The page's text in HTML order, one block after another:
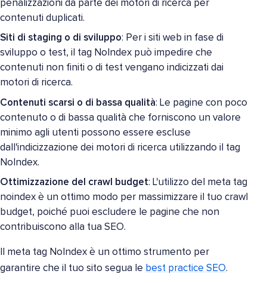
penalizzazioni da parte dei motori di ricerca per
contenuti duplicati.
Siti di staging o di sviluppo: Per i siti web in fase di
sviluppo o test, il tag NoIndex può impedire che
contenuti non finiti o di test vengano indicizzati dai
motori di ricerca.
Contenuti scarsi o di bassa qualità: Le pagine con poco
contenuto o di bassa qualità che forniscono un valore
minimo agli utenti possono essere escluse
dall'indicizzazione dei motori di ricerca utilizzando il tag
NoIndex.
Ottimizzazione del crawl budget: L'utilizzo del meta tag
noindex è un ottimo modo per massimizzare il tuo crawl
budget, poiché puoi escludere le pagine che non
contribuiscono alla tua SEO.
Il meta tag NoIndex è un ottimo strumento per
garantire che il tuo sito segua le best practice SEO.